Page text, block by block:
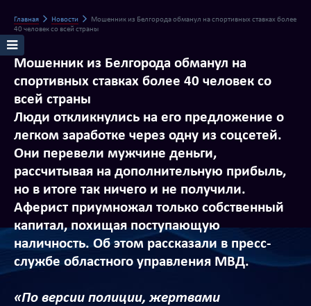
Главная Новости
Мошенник из Белгорода обманул на спортивных ставках более
40 человек со всей страны
Мошенник из Белгорода обманул на
спортивных ставках более 40 человек со
всей страны
Люди откликнулись на его предложение о
легком заработке через одну из соцсетей.
Они перевели мужчине деньги,
рассчитывая на дополнительную прибыль,
но в итоге так ничего и не получили.
Аферист приумножал только собственный
капитал, похищая поступающую
наличность. Об этом рассказали в пресс-
службе областного управления МВД.
«По версии полиции, жертвами